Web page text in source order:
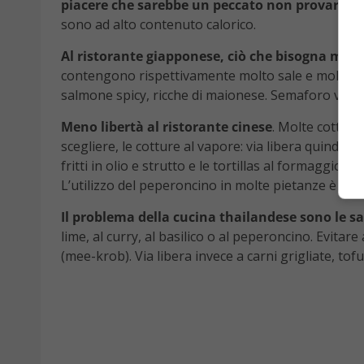
piacere che sarebbe un peccato non provare
sono ad alto contenuto calorico.
Al ristorante giapponese, ciò che bisogna
contengono rispettivamente molto sale e molto
salmone spicy, ricche di maionese. Semaforo
Meno libertà al ristorante cinese. Molte
scegliere, le cotture al vapore: via libera quindi
fritti in olio e strutto e le tortillas al formaggio.
L’utilizzo del peperoncino in molte pietanze è da
Il problema della cucina thailandese sono le
lime, al curry, al basilico o al peperoncino.
(mee-krob). Via libera invece a carni grigliate,